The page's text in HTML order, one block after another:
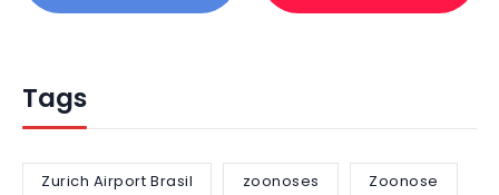
Tags
Zurich Airport Brasil zoonoses Zoonose